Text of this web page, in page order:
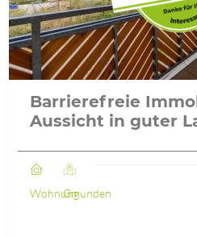
Barrierefreie
Aussicht in guter
WohnungGmunden